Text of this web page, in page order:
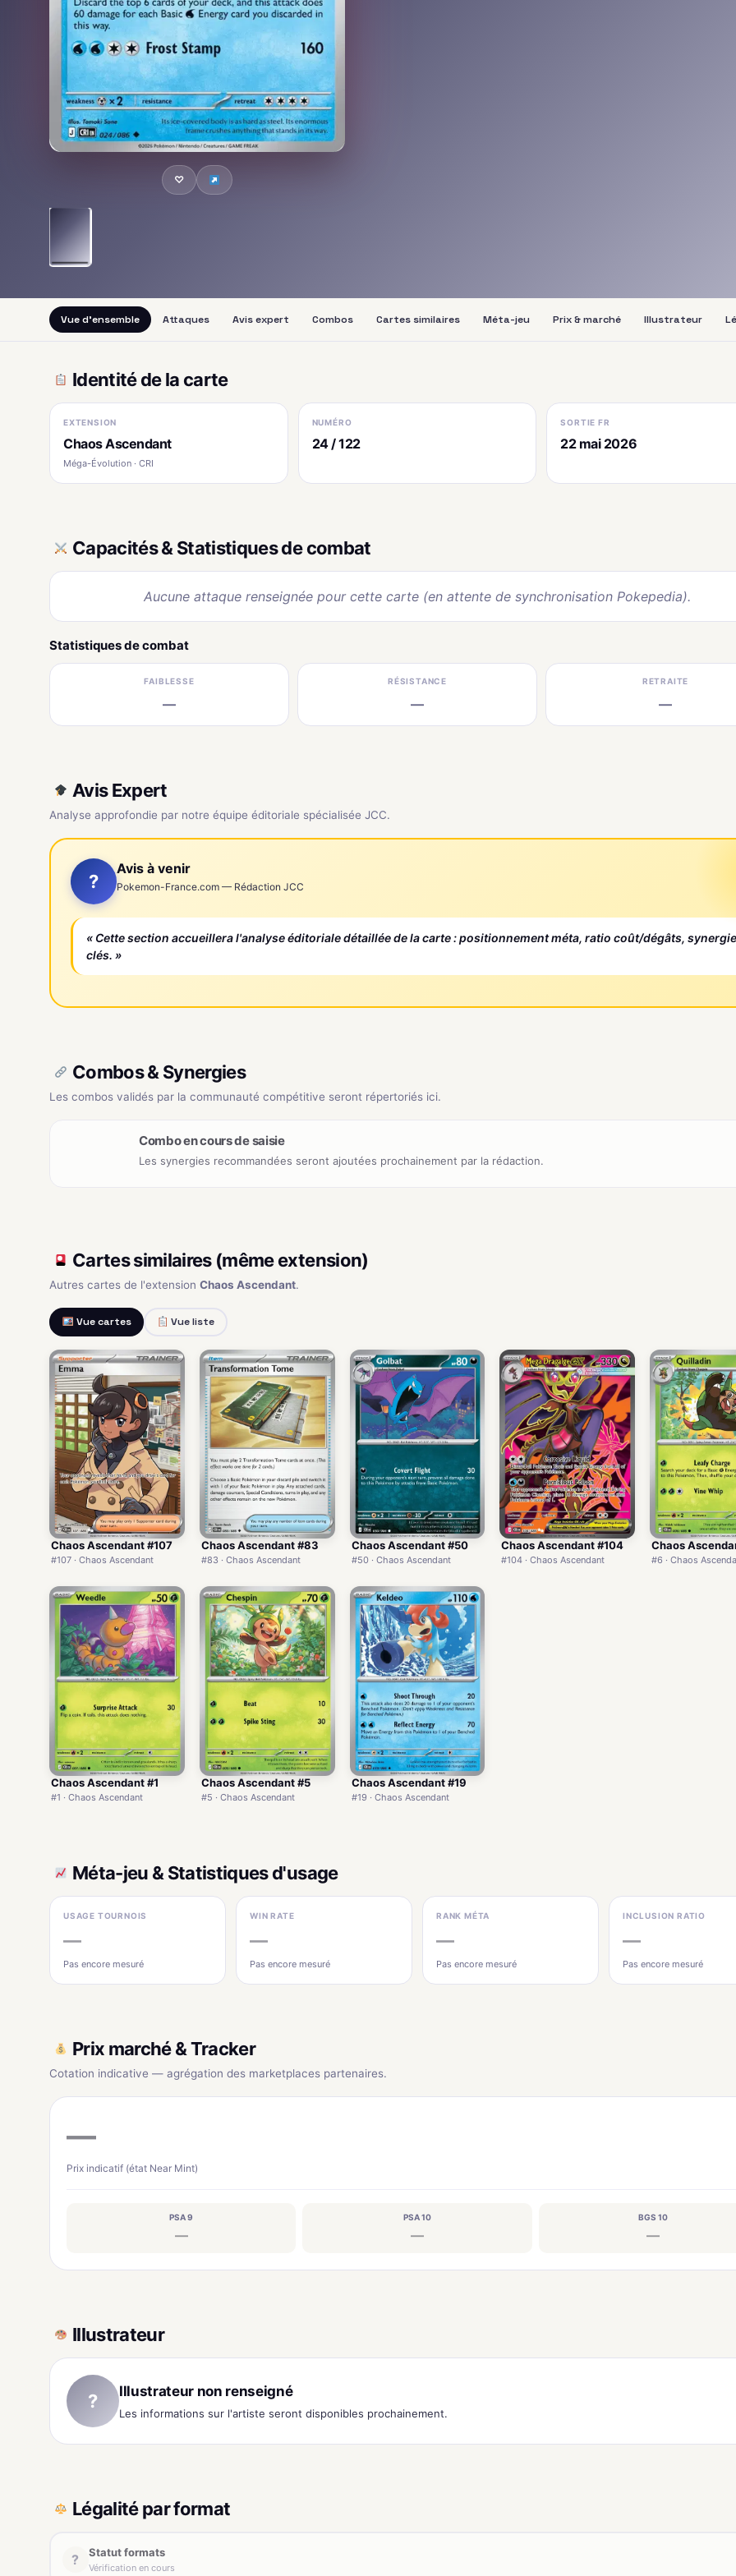
♡
Vue d'ensemble Attaques Avis expert Combos Cartes similaires Méta-jeu Prix & marché Illustrateur
Identité de la carte
EXTENSION
Chaos Ascendant
Méga-Évolution · CRI
NUMÉRO
24 / 122
SORTIE FR
22 mai 2026
Capacités & Statistiques de combat
Aucune attaque renseignée pour cette carte (en attente de synchronisation Pokepedia).
Statistiques de combat
FAIBLESSE
—
RÉSISTANCE
—
RETRAITE
—
Avis Expert
Analyse approfondie par notre équipe éditoriale spécialisée JCC.
?
Avis à venir
Pokemon-France.com — Rédaction JCC
« Cette section accueillera l'analyse éditoriale détaillée de la carte : positionnement méta, ratio coût/dégâts,
clés. »
Combos & Synergies
Les combos validés par la communauté compétitive seront répertoriés ici.
Combo en cours de saisie
Les synergies recommandées seront ajoutées prochainement par la rédaction.
Cartes similaires (même extension)
Autres cartes de l'extension Chaos Ascendant.
Vue cartes Vue liste
Chaos Ascendant #107
#107 · Chaos Ascendant
Chaos Ascendant #83
#83 · Chaos Ascendant
Chaos Ascendant #50
#50 · Chaos Ascendant
Chaos Ascendant #104
#104 · Chaos Ascendant
Chaos
#6 · Chaos
Chaos Ascendant #1
#1 · Chaos Ascendant
Chaos Ascendant #5
#5 · Chaos Ascendant
Chaos Ascendant #19
#19 · Chaos Ascendant
Méta-jeu & Statistiques d'usage
USAGE TOURNOIS
—
Pas encore mesuré
WIN RATE
—
Pas encore mesuré
RANK MÉTA
—
Pas encore mesuré
INCLUSION RATIO
—
Pas encore mesuré
Prix marché & Tracker
Cotation indicative — agrégation des marketplaces partenaires.
—
Prix indicatif (état Near Mint)
PSA 9
—
PSA 10
—
BGS 10
—
Illustrateur
? Illustrateur non renseigné
Les informations sur l'artiste seront disponibles prochainement.
Légalité par format
? Statut formats
Vérification en cours